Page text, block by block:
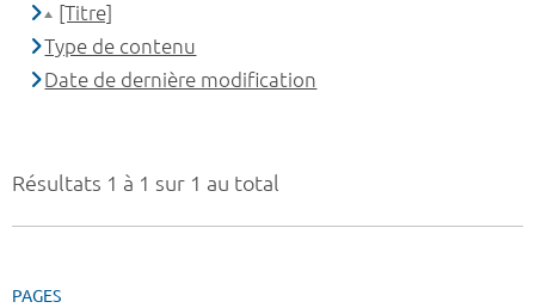
Résultats 1 à 1 sur 1 au total
PAGES
[Titre]
Type de contenu
Date de dernière modification